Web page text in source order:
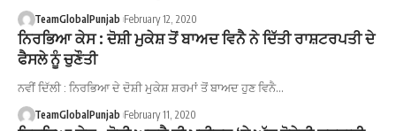
TeamGlobalPunjab February 12, 2020
ਨਿਰਭਿਆ ਕੇਸ : ਦੋਸ਼ੀ ਮੁਕੇਸ਼ ਤੋਂ ਬਾਅਦ ਵਿਨੈ ਨੇ ਦਿੱਤੀ ਰਾਸ਼ਟਰਪਤੀ ਦੇ
ਫੈਸਲੇ ਨੂੰ ਚੁਣੌਤੀ
ਨਵੀਂ ਦਿੱਲੀ : ਨਿਰਭਿਆ ਦੇ ਦੋਸ਼ੀ ਮੁਕੇਸ਼ ਸ਼ਰਮਾਂ ਤੋਂ ਬਾਅਦ ਹੁਣ ਵਿਨੈ…
TeamGlobalPunjab February 11, 2020